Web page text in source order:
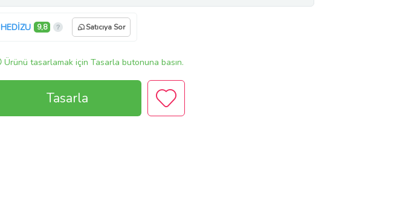
HEDİZU 9,8 Satıcıya Sor
Ürünü tasarlamak için Tasarla butonuna basın.
Tasarla